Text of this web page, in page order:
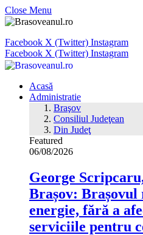
Close Menu
Facebook X (Twitter) Instagram
Facebook X (Twitter) Instagram
Acasă
Administratie
Braşov
Consiliul Judeţean
Din Judeţ
Featured
06/08/2026
George
Brașov: Brașovul
energie, fără a
serviciile pentru